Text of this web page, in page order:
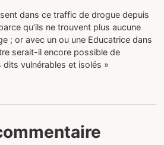
dans ce traffic de drogue depuis
qu’ils ne trouvent plus aucune
; or avec un ou une Educatrice dans
serait-il encore possible de
dits vulnérables et isolés »